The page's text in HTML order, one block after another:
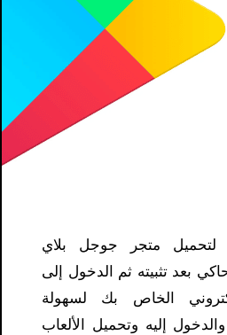
متجر جوجل بلاي
بعد تثبيته ثم الدخول إلى
الخاص بك لسهولة
إليه وتحميل الألعاب